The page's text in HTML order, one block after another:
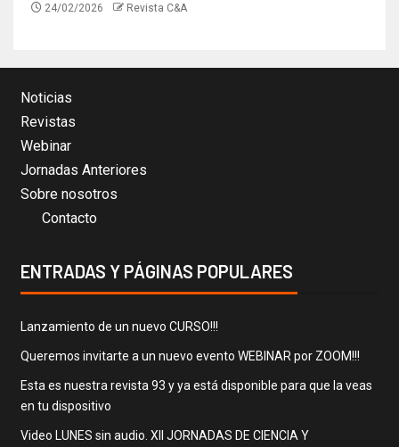
24/02/2026 Revista C&A
Noticias
Revistas
Webinar
Jornadas Anteriores
Sobre nosotros
Contacto
ENTRADAS Y PÁGINAS POPULARES
Lanzamiento de un nuevo CURSO!!!
Queremos invitarte a un nuevo evento WEBINAR por ZOOM!!!
Esta es nuestra revista 93 y ya está disponible para que la veas
en tu dispositivo
Video LUNES sin audio. XII JORNADAS DE CIENCIA Y